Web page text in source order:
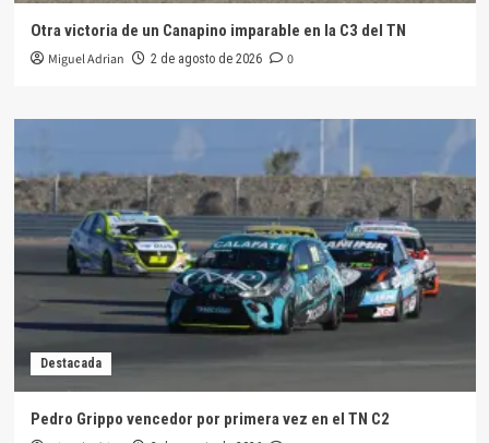
Otra victoria de un Canapino imparable en la C3 del TN
Miguel Adrian 2 de agosto de 2026 0
Destacada
Pedro Grippo vencedor por primera vez en el TN C2